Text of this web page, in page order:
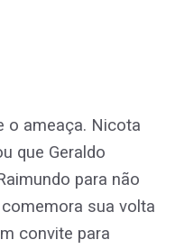
o ameaça. Nicota
que Geraldo
para não
sua volta
convite para